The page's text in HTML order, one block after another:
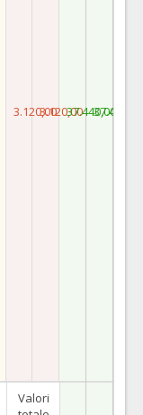
3.120,003.120,0037.440,00
Valori